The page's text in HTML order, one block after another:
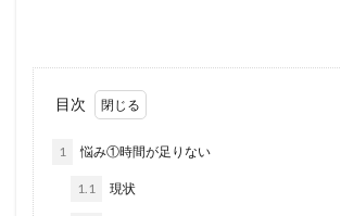
目次
1 悩み①時間が足りない
1.1 現状